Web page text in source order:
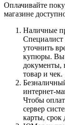
Оплачивайте
магазине
Наличные
Специалист
уточнить
купюры. Вы
документы,
товар и чек.
интернет-
Чтобы
сервер
карты, срок